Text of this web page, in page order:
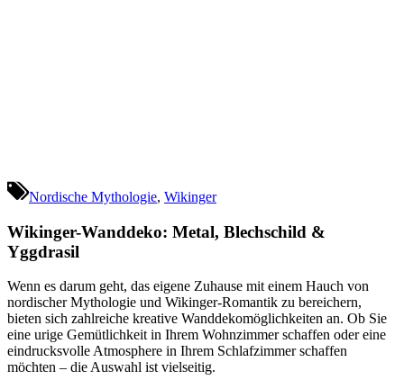
Nordische Mythologie, Wikinger
Wikinger-Wanddeko: Metal, Blechschild &
Yggdrasil
Wenn es darum geht, das eigene Zuhause mit einem Hauch von
nordischer Mythologie und Wikinger-Romantik zu bereichern,
bieten sich zahlreiche kreative Wanddekomöglichkeiten an. Ob Sie
eine urige Gemütlichkeit in Ihrem Wohnzimmer schaffen oder eine
eindrucksvolle Atmosphere in Ihrem Schlafzimmer schaffen
möchten – die Auswahl ist vielseitig.